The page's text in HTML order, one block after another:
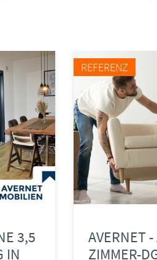
3,5
IN
REFERENZ
AVERNET
ZIMMER-